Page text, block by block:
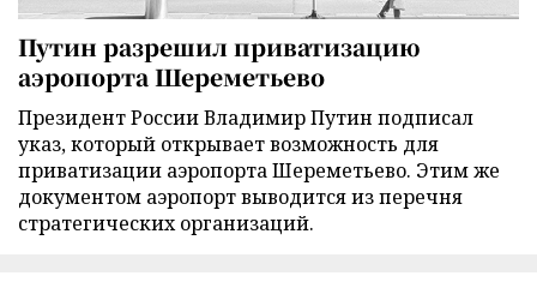
Путин разрешил приватизацию
аэропорта Шереметьево
Президент России Владимир Путин подписал
указ, который открывает возможность для
приватизации аэропорта Шереметьево. Этим же
документом аэропорт выводится из перечня
стратегических организаций.